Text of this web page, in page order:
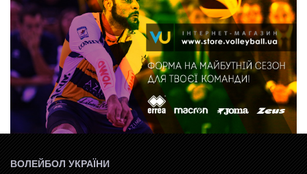
ВОЛЕЙБОЛ УКРАЇНИ